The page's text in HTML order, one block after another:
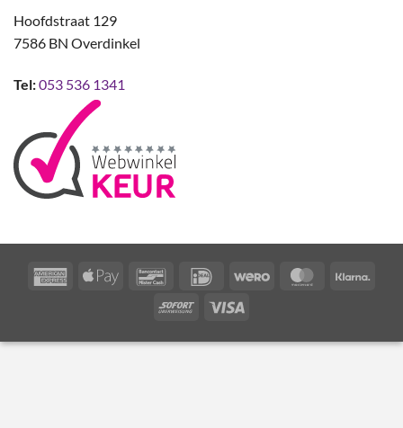
Hoofdstraat 129
7586 BN Overdinkel
Tel:053 536 1341
AmericanApple
BancontactIDeal Wero MasterCard
Sofort